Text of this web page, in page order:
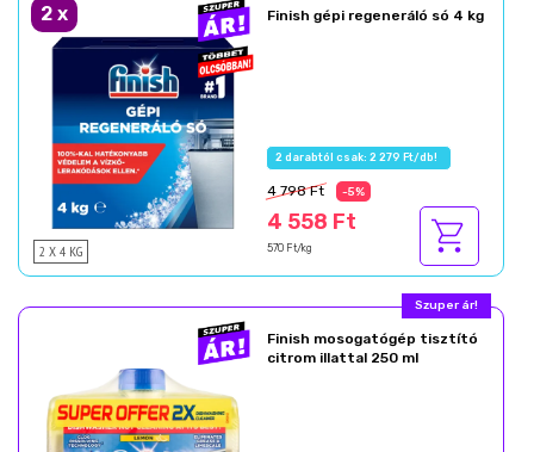
2 x
2 X 4 KG
Finish gépi regeneráló só 4 kg
4 798 Ft -5%
4 558 Ft
570 Ft/kg
Finish mosogatógép tisztító
citrom illattal 250 ml